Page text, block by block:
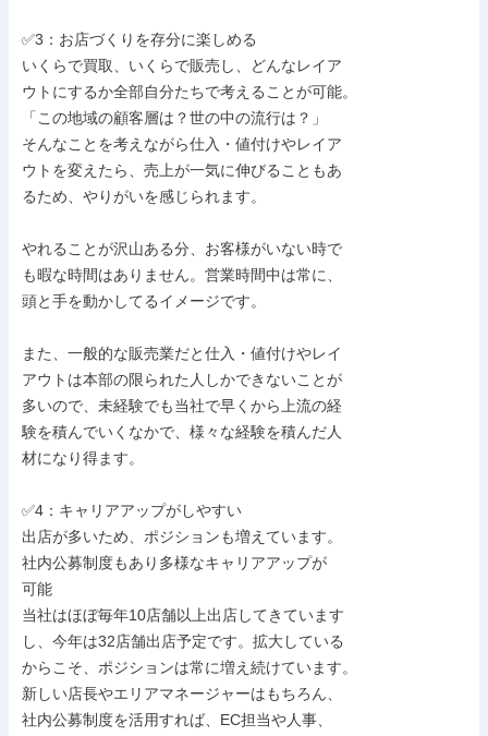
✅️3：お店づくりを存分に楽しめる
いくらで買取、いくらで販売し、どんなレイア
ウトにするか全部自分たちで考えることが可能。
「この地域の顧客層は？世の中の流行は？」
そんなことを考えながら仕入・値付けやレイア
ウトを変えたら、売上が一気に伸びることもあ
るため、やりがいを感じられます。
やれることが沢山ある分、お客様がいない時で
も暇な時間はありません。営業時間中は常に、
頭と手を動かしてるイメージです。
また、一般的な販売業だと仕入・値付けやレイ
アウトは本部の限られた人しかできないことが
多いので、未経験でも当社で早くから上流の経
験を積んでいくなかで、様々な経験を積んだ人
材になり得ます。
✅️4：キャリアアップがしやすい
出店が多いため、ポジションも増えています。
社内公募制度もあり多様なキャリアアップが
可能
当社はほぼ毎年10店舗以上出店してきています
し、今年は32店舗出店予定です。拡大している
からこそ、ポジションは常に増え続けています。
新しい店長やエリアマネージャーはもちろん、
社内公募制度を活用すれば、EC担当や人事、